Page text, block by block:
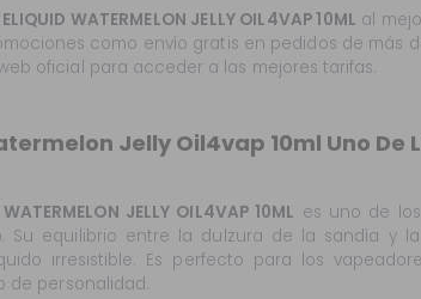
ELIQUID WATERMELON JELLY OIL4VAP 10ML al
como envío gratis en pedidos de más
oficial para acceder a las mejores tarifas.
Jelly Oil4vap 10ml Uno De
JELLY OIL4VAP 10ML es uno de
. Su equilibrio entre la dulzura de la sandía y
irresistible. Es perfecto para los
de personalidad.